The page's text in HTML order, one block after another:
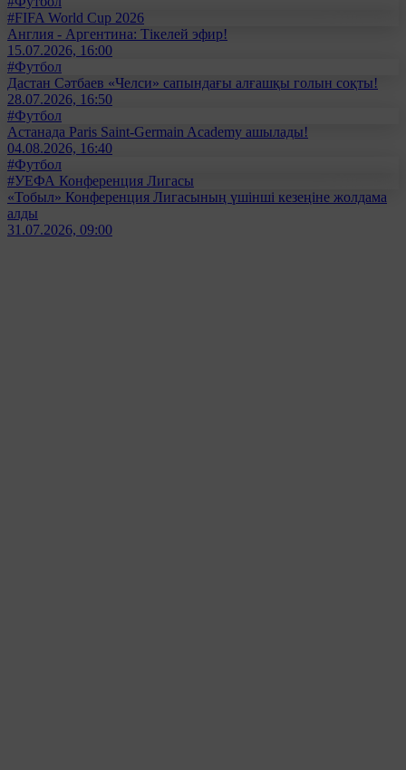
#FIFA World Cup 2026
Англия - Аргентина: Тікелей эфир!
15.07.2026, 16:00
#Футбол
Дастан Сәтбаев «Челси» сапындағы алғашқы голын соқты!
28.07.2026, 16:50
#Футбол
Астанада Paris Saint-Germain Academy ашылады!
04.08.2026, 16:40
#Футбол
#УЕФА Конференция Лигасы
«Тобыл» Конференция Лигасының үшінші кезеңіне жолдама
алды
31.07.2026, 09:00